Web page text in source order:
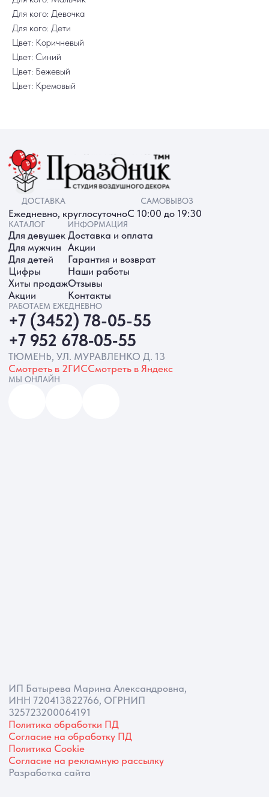
Для кого: Девочка
Для кого: Дети
Цвет: Коричневый
Цвет: Синий
Цвет: Бежевый
Цвет: Кремовый
ИП Батырева Марина Александровна,
ИНН 720413822766, ОГРНИП
325723200064191
Политика обработки ПД
Согласие на обработку ПД
Политика Cookie
Согласие на рекламную рассылку
Разработка сайта
+7 952 678‑05‑55
ТЮМЕНЬ, УЛ. МУРАВЛЕНКО Д. 13
Смотреть в 2ГИССмотреть в Яндекс